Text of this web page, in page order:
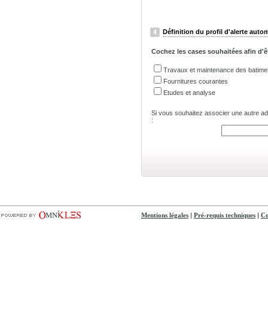
Définition du profil d'alerte
Cochez les cases souhaitées afin
Travaux et maintenance des
Fournitures courantes
Etudes et analyse
Si vous souhaitez associer une autre
:
Mentions légales Pré-requis techniques